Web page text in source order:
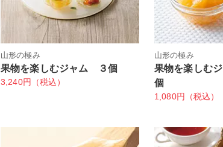
山形の極み
果物を楽しむジャム ３個
3,240円（税込）
山形の極み
果物を楽しむ
個
1,080円（税込）